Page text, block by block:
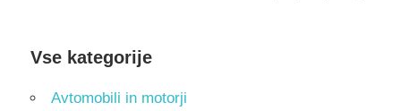
Vse kategorije
Avtomobili in motorji